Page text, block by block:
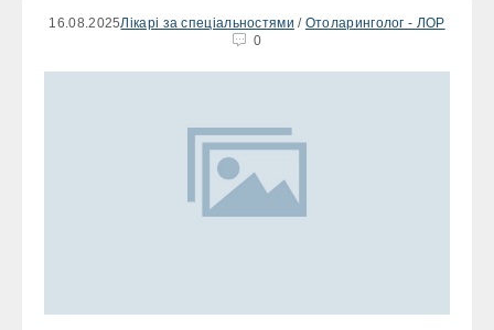
16.08.2025Лікарі за спеціальностями / Отоларинголог - ЛОР
0